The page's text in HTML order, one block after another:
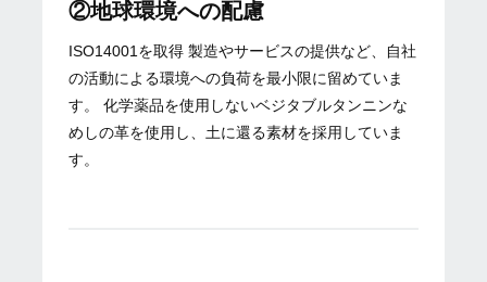
②地球環境への配慮
ISO14001を取得 製造やサービスの提供など、自社
の活動による環境への負荷を最小限に留めていま
す。 化学薬品を使用しないベジタブルタンニンな
めしの革を使用し、土に還る素材を採用していま
す。